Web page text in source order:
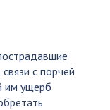
с порчей
им ущерб